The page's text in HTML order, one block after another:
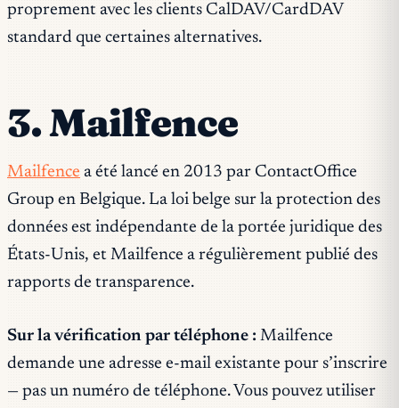
proprement avec les clients CalDAV/CardDAV
standard que certaines alternatives.
3. Mailfence
Mailfence a été lancé en 2013 par ContactOffice
Group en Belgique. La loi belge sur la protection des
données est indépendante de la portée juridique des
États-Unis, et Mailfence a régulièrement publié des
rapports de transparence.
Sur la vérification par téléphone : Mailfence
demande une adresse e-mail existante pour s’inscrire
— pas un numéro de téléphone. Vous pouvez utiliser